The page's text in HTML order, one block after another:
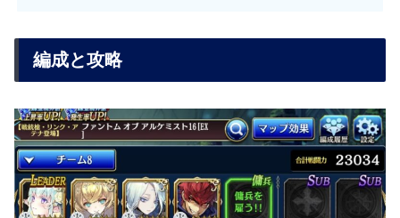
編成と攻略